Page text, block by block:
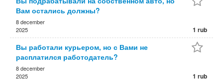
Вам остались должны?
8 december
2025
1 rub
Вы работали курьером, но с Вами не
расплатился работодатель?
8 december
2025
1 rub